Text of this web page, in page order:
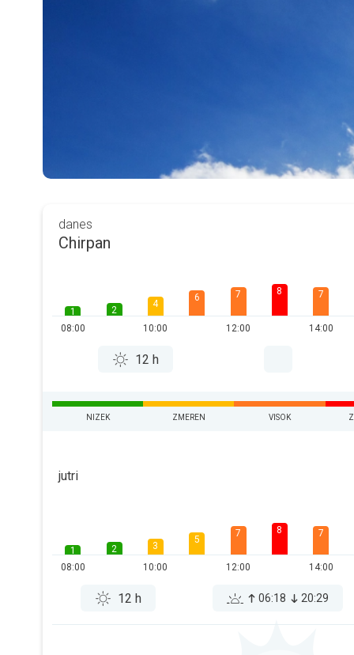
danes
Chirpan
1
08:00
2
4
10:00
6 7
12:00
8 7
14:00
12 h
NIZEK ZMEREN VISOK
jutri
1
08:00
2
3
10:00
5
7
12:00
8 7
14:00
12 h 06:18 20:29